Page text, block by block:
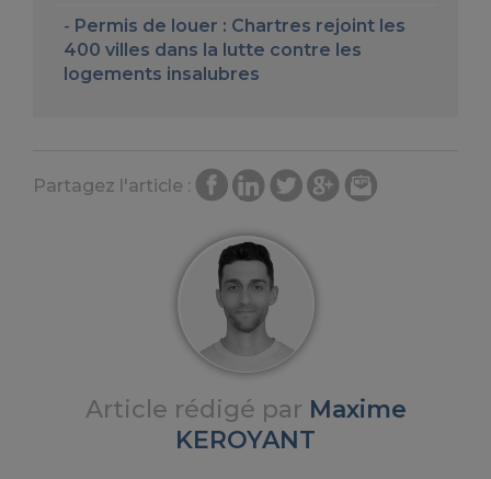
Permis de louer : Chartres rejoint les
400 villes dans la lutte contre les
logements insalubres
Partagez l'article :
Article rédigé par Maxime
KEROYANT